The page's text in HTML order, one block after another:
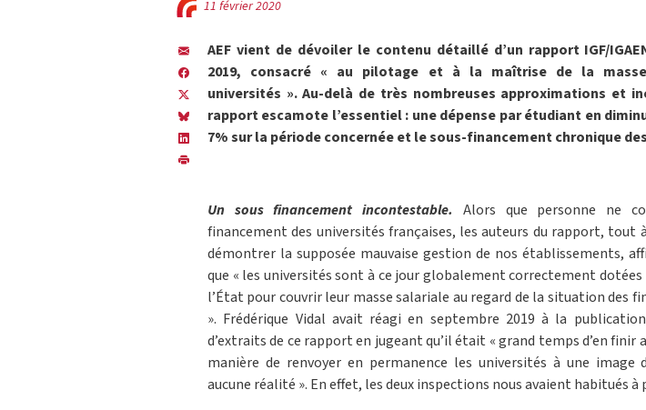
11 février 2020
AEF vient de dévoiler le contenu détaillé d’un rapport IGF/
2019, consacré « au pilotage et à la maîtrise de la
universités ». Au-delà de très nombreuses approximations et
rapport escamote l’essentiel : une dépense par étudiant en
7% sur la période concernée et le sous-financement chronique
Un sous financement incontestable. Alors que personne ne
financement des universités françaises, les auteurs du rapport, tout
démontrer la supposée mauvaise gestion de nos établissements,
que « les universités sont à ce jour globalement correctement dotées
l’État pour couvrir leur masse salariale au regard de la situation des
». Frédérique Vidal avait réagi en septembre 2019 à la
d’extraits de ce rapport en jugeant qu’il était « grand temps d’en finir
manière de renvoyer en permanence les universités à une image
aucune réalité ». En effet, les deux inspections nous avaient habitués à